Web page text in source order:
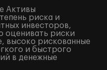
Активы
риска и
инвесторов,
оценивать риски
высоко рискованные
и быстрого
в денежные